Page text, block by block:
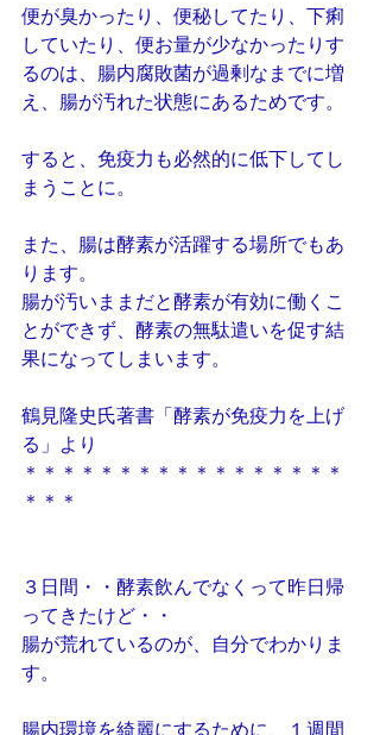
便が臭かったり、便秘してたり、下痢
していたり、便お量が少なかったりす
るのは、腸内腐敗菌が過剰なまでに増
え、腸が汚れた状態にあるためです。
すると、免疫力も必然的に低下してし
まうことに。
また、腸は酵素が活躍する場所でもあ
ります。
腸が汚いままだと酵素が有効に働くこ
とができず、酵素の無駄遣いを促す結
果になってしまいます。
鶴見隆史氏著書「酵素が免疫力を上げ
る」より
＊＊＊＊＊＊＊＊＊＊＊＊＊＊＊＊＊
＊＊＊
３日間・・酵素飲んでなくって昨日帰
ってきたけど・・
腸が荒れているのが、自分でわかりま
す。